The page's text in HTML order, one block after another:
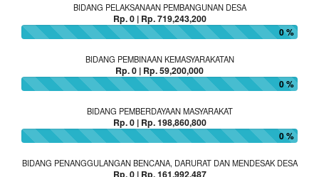
BIDANG PELAKSANAAN PEMBANGUNAN DESA
Rp. 0 | Rp. 719,243,200
0 %
BIDANG PEMBINAAN KEMASYARAKATAN
Rp. 0 | Rp. 59,200,000
0 %
BIDANG PEMBERDAYAAN MASYARAKAT
Rp. 0 | Rp. 198,860,800
0 %
BIDANG PENANGGULANGAN BENCANA, DARURAT DAN MENDESAK DESA
Rp. 0 | Rp. 161,992,487